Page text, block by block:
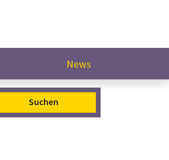
News
Suchen